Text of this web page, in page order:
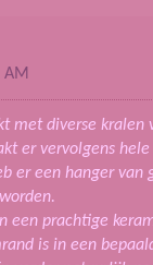
AM
met diverse kralen
er vervolgens
er een hanger van
een prachtige
is in een